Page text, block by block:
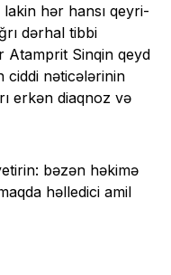
lakin hər hansı qeyri-
dərhal tibbi
Atamprit Sinqin qeyd
ciddi nəticələrinin
erkən diaqnoz və
bəzən həkimə
həlledici amil